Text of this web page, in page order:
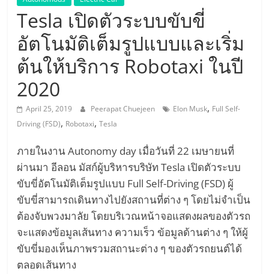
พลังงาน
ไฟฟ้า
เครื่อง
บิน
พลังงาน
ไฟฟ้า
Hyperloop
รถยนต์
Tesla เปิดตัวระบบขับขี่
อัตโนมัติเต็มรูปแบบและเริ่ม
ต้นให้บริการ Robotaxi ในปี
2020
April 25, 2019 Peerapat Chuejeen Elon Musk, Full Self-
Driving (FSD), Robotaxi,Tesla
ภายในงาน Autonomy day เมื่อวันที่ 22 เมษายนที่
ผ่านมา อีลอน มัสก์ผู้บริหารบริษัท Tesla เปิดตัวระบบ
ขับขี่อัตโนมัติเต็มรูปแบบ Full Self-Driving (FSD) ผู้
ขับขี่สามารถเดินทางไปยังสถานที่ต่าง ๆ โดยไม่จำเป็น
ต้องจับพวงมาลัย โดยบริเวณหน้าจอแสดงผลของตัวรถ
จะแสดงข้อมูลเส้นทาง ความเร็ว ข้อมูลด้านต่าง ๆ ให้ผู้
ขับขี่มองเห็นภาพรวมสถานะต่าง ๆ ของตัวรถยนต์ได้
ตลอดเส้นทาง